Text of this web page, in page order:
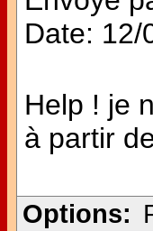
Date: 12/
Help ! je
à partir
Options: